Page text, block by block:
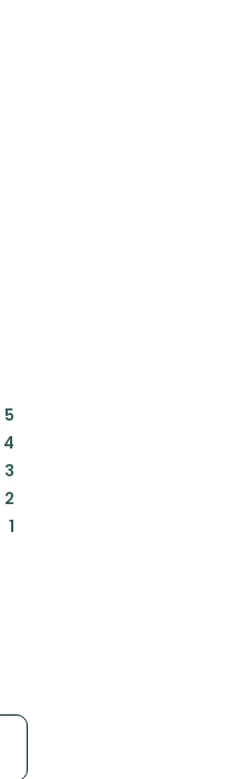
5:
4:
3:
2:
1: